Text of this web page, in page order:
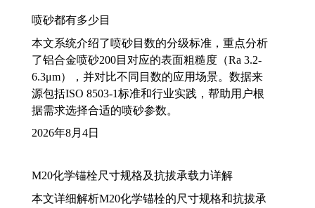
喷砂都有多少目
本文系统介绍了喷砂目数的分级标准，重点分析
了铝合金喷砂200目对应的表面粗糙度（Ra 3.2-
6.3μm），并对比不同目数的应用场景。数据来
源包括ISO 8503-1标准和行业实践，帮助用户根
据需求选择合适的喷砂参数。
2026年8月4日
M20化学锚栓尺寸规格及抗拔承载力详解
本文详细解析M20化学锚栓的尺寸规格和抗拔承